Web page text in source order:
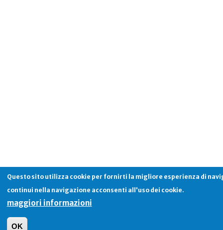
Questo sito utilizza cookie per fornirti la migliore esperienza di
continui nella navigazione acconsenti all'uso dei cookie.
maggiori informazioni
OK